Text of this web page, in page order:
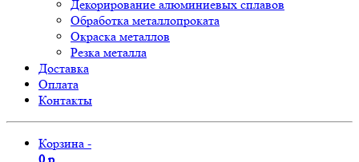
Декорирование алюминиевых сплавов
Обработка металлопроката
Окраска металлов
Резка металла
Доставка
Оплата
Контакты
Корзина -
0 р.